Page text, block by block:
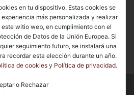
Señora del Carmen Coronada
en tu dispositivo. Estas cookies se
más personalizada y realizar
witio web, en cumplimiento con el
de Datos de la Unión Europea. Si
seguimiento futuro, se instalará una
recordar esta elección durante un año.
de cookiesy Política de privacidad.
o Rechazar